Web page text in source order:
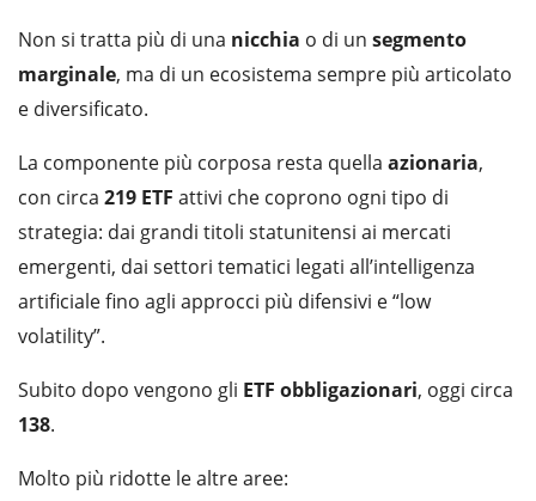
Non si tratta più di una nicchia o di un segmento
marginale, ma di un ecosistema sempre più articolato
e diversificato.
La componente più corposa resta quella azionaria,
con circa 219 ETF attivi che coprono ogni tipo di
strategia: dai grandi titoli statunitensi ai mercati
emergenti, dai settori tematici legati all’intelligenza
artificiale fino agli approcci più difensivi e “low
volatility”.
Subito dopo vengono gli ETF obbligazionari, oggi circa
138.
Molto più ridotte le altre aree: